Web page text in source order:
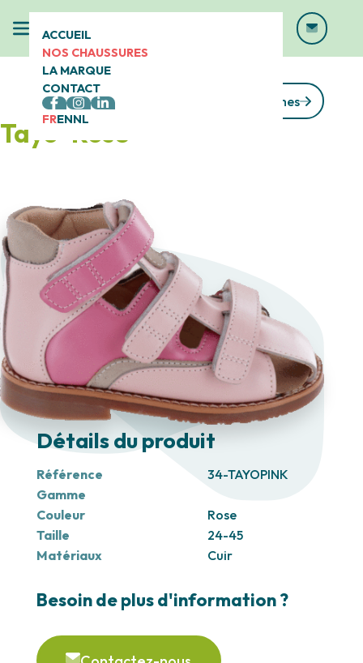
ACCUEIL
NOS CHAUSSURES
LA MARQUE
CONTACT
FRENNL
Tayo-Rose
Voir toutes les gammes
Détails du produit
Référence
34-TAYOPINK
Gamme
Couleur
Rose
Taille
24-45
Matériaux
Cuir
Besoin de plus d'information ?